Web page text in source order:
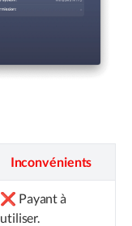
Inconvénients
❌ Payant à
utiliser.